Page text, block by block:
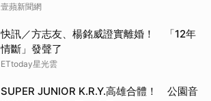
壹蘋新聞網
快訊／方志友、楊銘威證實離婚！ 「12年
情斷」發聲了
ETtoday星光雲
SUPER JUNIOR K.R.Y.高雄合體！ 公園音